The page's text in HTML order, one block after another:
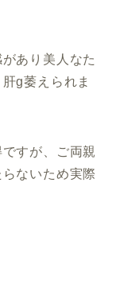
あり美人なた
g萎えられま
すが、ご両親
ないため実際